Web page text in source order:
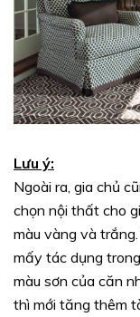
Lưu ý:
Ngoài ra, gia chủ
chọn nội thất cho
màu vàng và
mấy tác dụng
màu sơn của căn
thì mới tăng thêm